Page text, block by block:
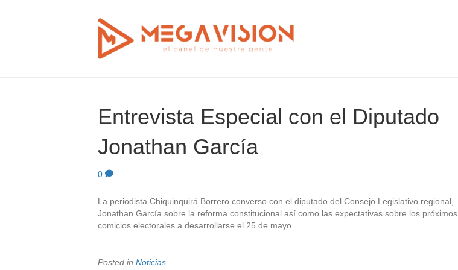
Entrevista Especial con el Diputado
Jonathan García
0
La periodista Chiquinquirá Borrero converso con el diputado del Consejo Legislativo regional,
Jonathan García sobre la reforma constitucional así como las expectativas sobre los próximos
comicios electorales a desarrollarse el 25 de mayo.
Posted in Noticias